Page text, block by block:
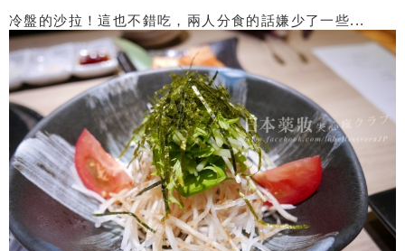
冷盤的沙拉！這也不錯吃，兩人分食的話嫌少了一些...